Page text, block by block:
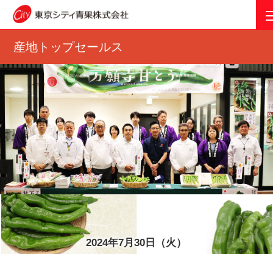
産地トップセールス
2024年7月30日（火）